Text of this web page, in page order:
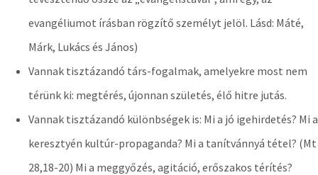
evangéliumot írásban rögzítő személyt jelöl. Lásd: Máté,
Márk, Lukács és János)
Vannak tisztázandó társ-fogalmak, amelyekre most nem
térünk ki: megtérés, újonnan születés, élő hitre jutás.
Vannak tisztázandó különbségek is: Mi a jó igehirdetés? Mi a
keresztyén kultúr-propaganda? Mi a tanítvánnyá tétel? (Mt
28,18-20) Mi a meggyőzés, agitáció, erőszakos térítés?